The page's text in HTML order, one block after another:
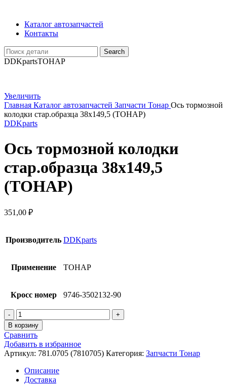
Каталог автозапчастей
Контакты
Search
DDKpartsТОНАР
Увеличить
Главная Каталог автозапчастей Запчасти Тонар Ось тормозной
колодки стар.образца 38х149,5 (ТОНАР)
DDKparts
Ось тормозной колодки
стар.образца 38х149,5
(ТОНАР)
351,00 ₽
Производитель DDKparts
Применение ТОНАР
Кросс номер 9746-3502132-90
Количество
товара
Ось
тормозной
колодки
стар.образца
38х149,5
(ТОНАР)
В корзину
Сравнить
Добавить в избранное
Артикул: 781.0705 (7810705) Категория: Запчасти Тонар
Описание
Доставка